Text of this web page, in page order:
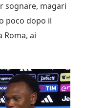
sognare, magari
poco dopo il
ai